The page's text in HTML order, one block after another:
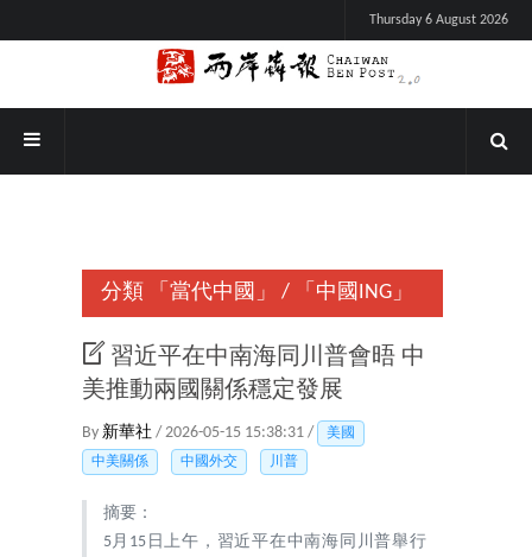
Thursday 6 August 2026
分類 「當代中國」 / 「中國ING」
習近平在中南海同川普會晤 中
美推動兩國關係穩定發展
By 新華社 / 2026-05-15 15:38:31 /
美國
中美關係
中國外交 川普
摘要：
5月15日上午，習近平在中南海同川普舉行